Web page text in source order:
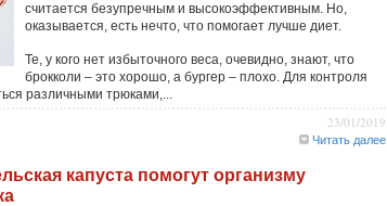
считается безупречным и высокоэффективным. Но,
оказывается, есть нечто, что помогает лучше диет.
Те, у кого нет избыточного веса, очевидно, знают, что
брокколи – это хорошо, а бургер – плохо. Для контроля
различными трюками,...
23/01/2019
Читать далее
капуста помогут организму